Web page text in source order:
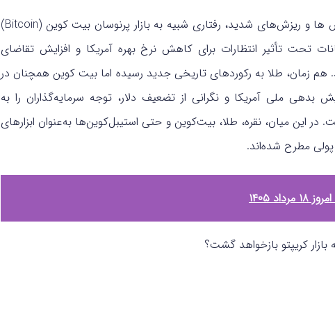
در روزهای اخیر، قیمت نقره با جهش‌ ها و ریزش‌های شدید، رفتاری شبیه به بازار پرنوسان بیت‌ کوین (Bitcoin)
تحت‌ تأثیر انتظارات برای کاهش نرخ بهره آمریکا و افزایش تقاضای
هم‌ زمان، طلا به رکوردهای تاریخی جدید رسیده اما بیت‌ کوین همچنان در
بدهی ملی آمریکا و نگرانی از تضعیف دلار، توجه سرمایه‌گذاران را به
این میان، نقره، طلا، بیت‌کوین و حتی استیبل‌کوین‌ها به‌عنوان ابزارهای
مطرح شده‌اند.
۱۴۰۵
بازار کریپتو بازخواهد گشت؟